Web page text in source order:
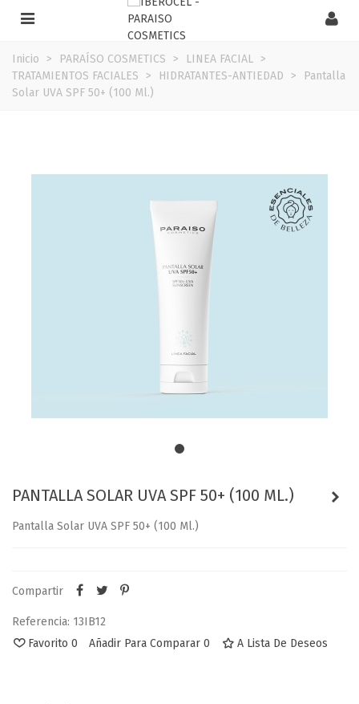
Inicio > PARAÍSO COSMETICS > LINEA FACIAL >
TRATAMIENTOS FACIALES > HIDRATANTES-ANTIEDAD >
Pantalla
Solar UVA SPF 50+ (100 Ml.)
PANTALLA SOLAR UVA SPF 50+ (100 ML.)
Pantalla Solar UVA SPF 50+ (100 Ml.)
Compartir
Referencia: 13IB12
Favorito 0 Añadir Para Comparar 0 A Lista De Deseos